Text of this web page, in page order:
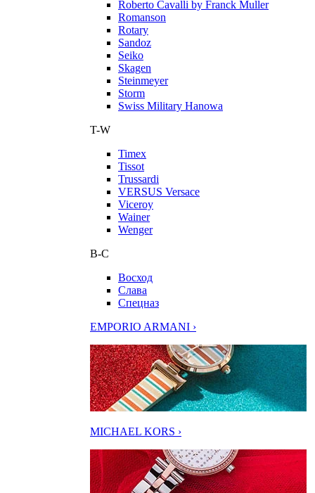
Roberto Cavalli by Franck Muller
Romanson
Rotary
Sandoz
Seiko
Skagen
Steinmeyer
Storm
Swiss Military Hanowa
T-W
Timex
Tissot
Trussardi
VERSUS Versace
Viceroy
Wainer
Wenger
В-С
Восход
Слава
Спецназ
EMPORIO ARMANI ›
MICHAEL KORS ›